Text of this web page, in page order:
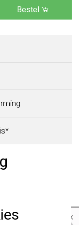
Bestel
×